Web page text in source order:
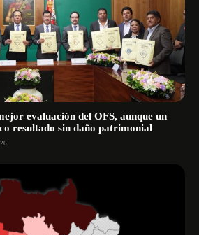
evaluación del OFS, aunque un
resultado sin daño patrimonial